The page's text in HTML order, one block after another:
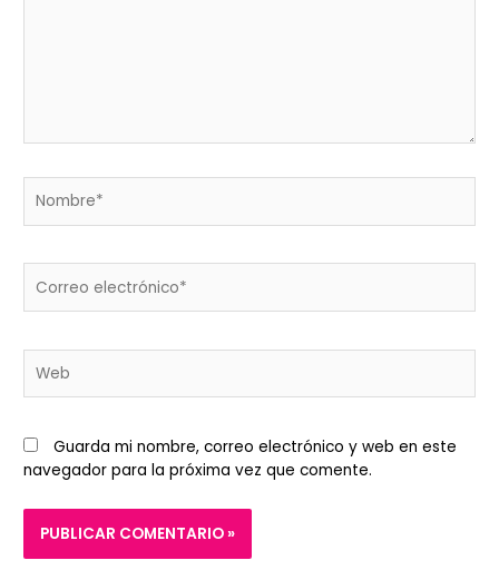
electrónico*
Guarda mi nombre, correo electrónico y web en este
navegador para la próxima vez que comente.